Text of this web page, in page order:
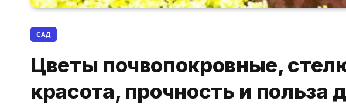
САД
Цветы почвопокровные,
красота, прочность и польза